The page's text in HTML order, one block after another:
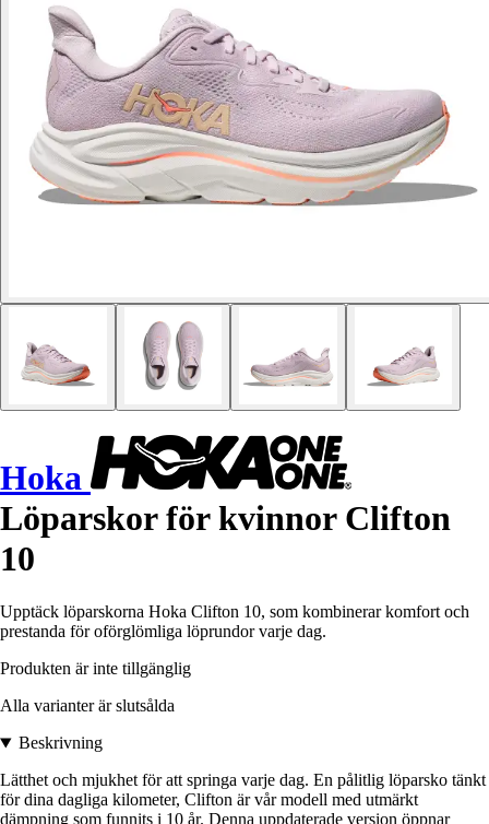
Hoka
Löparskor för kvinnor Clifton
10
Upptäck löparskorna Hoka Clifton 10, som kombinerar komfort och
prestanda för oförglömliga löprundor varje dag.
Produkten är inte tillgänglig
Alla varianter är slutsålda
Beskrivning
Lätthet och mjukhet för att springa varje dag. En pålitlig löparsko tänkt
för dina dagliga kilometer, Clifton är vår modell med utmärkt
dämpning som funnits i 10 år. Denna uppdaterade version öppnar